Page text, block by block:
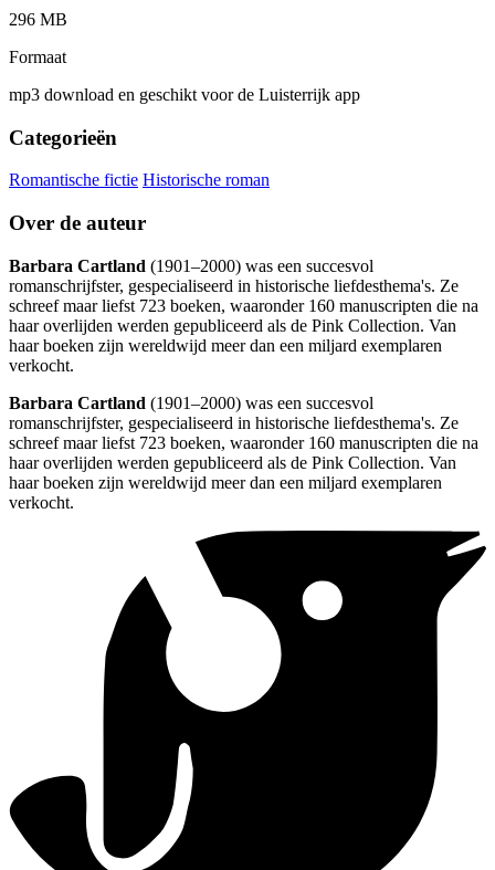
296 MB
Formaat
mp3 download en geschikt voor de Luisterrijk app
Categorieën
Romantische fictie Historische roman
Over de auteur
Barbara Cartland (1901–2000) was een succesvol
romanschrijfster, gespecialiseerd in historische liefdesthema's. Ze
schreef maar liefst 723 boeken, waaronder 160 manuscripten die na
haar overlijden werden gepubliceerd als de Pink Collection. Van
haar boeken zijn wereldwijd meer dan een miljard exemplaren
verkocht.
Barbara Cartland (1901–2000) was een succesvol
romanschrijfster, gespecialiseerd in historische liefdesthema's. Ze
schreef maar liefst 723 boeken, waaronder 160 manuscripten die na
haar overlijden werden gepubliceerd als de Pink Collection. Van
haar boeken zijn wereldwijd meer dan een miljard exemplaren
verkocht.